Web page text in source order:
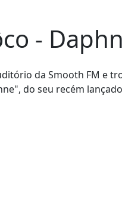
-
da Smooth FM e
do seu recém